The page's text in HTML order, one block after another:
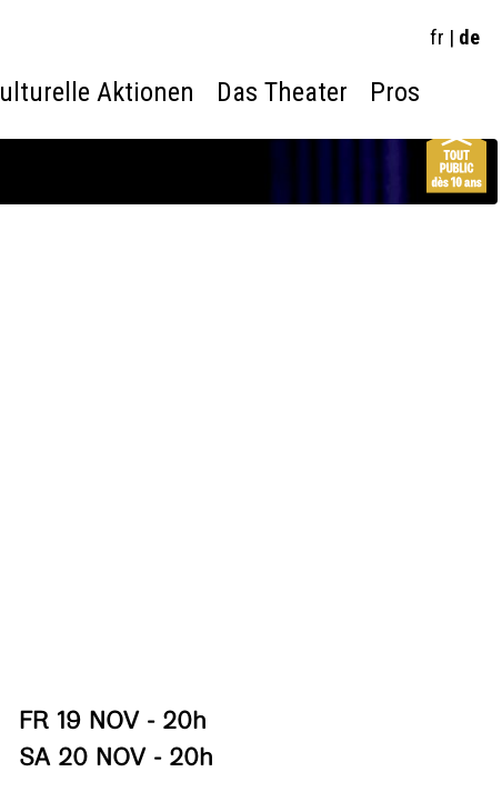
fr | de
Aktionen Das Theater Pros
FR 19 NOV - 20h
SA 20 NOV - 20h